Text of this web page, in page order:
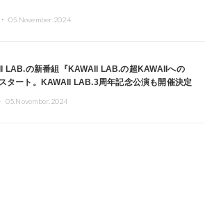
05.November.2024
LAB.の新番組『KAWAII LAB.の超KAWAIIへの
タート。KAWAII LAB.3周年記念公演も開催決定
05.November.2024